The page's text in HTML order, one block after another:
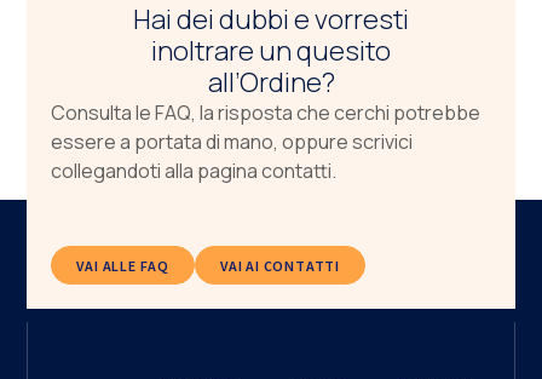
Hai dei dubbi e vorresti
inoltrare un quesito
all’Ordine?
Consulta le FAQ, la risposta che cerchi potrebbe
essere a portata di mano, oppure scrivici
collegandoti alla pagina contatti.
VAI ALLE FAQ VAI AI CONTATTI